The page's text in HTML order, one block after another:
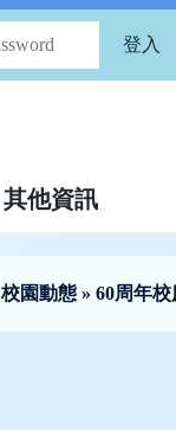
登入
其他資訊
校園動態 » 60周年校